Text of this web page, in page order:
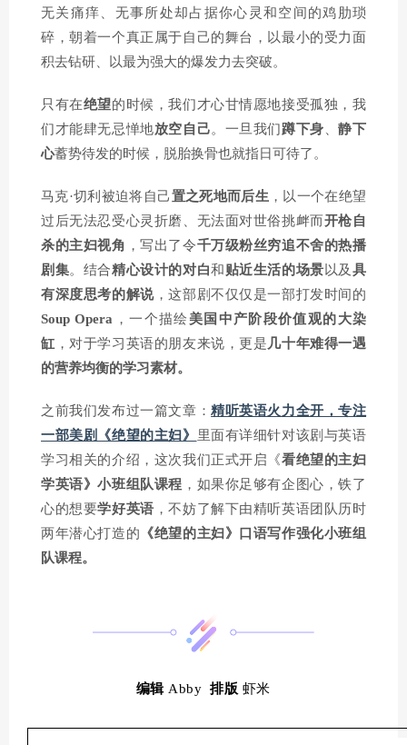
无关痛痒、无事所处却占据你心灵和空间的鸡肋琐
碎，朝着一个真正属于自己的舞台，以最小的受力面
积去钻研、以最为强大的爆发力去突破。
只有在绝望的时候，我们才心甘情愿地接受孤独，我
们才能肆无忌惮地放空自己。一旦我们蹲下身 、静下
心蓄势待发的时候，脱胎换骨也就指日可待了。
马克·切利 被迫将自己置之死地而后生 ，以一个在绝望
过后无法忍受心灵折磨、无法面对世俗挑衅而开枪自
杀的主妇视角 ，写出了令千万级粉丝穷追不舍的热播
剧集。结合精心设计的对白和贴近生活的场景 以及具
有深度思考的解说，这部剧不仅仅是一部打发时间的
Soup Opera ，一个描绘美国 中产阶段价值观的大染
缸 ，对于学习英语的朋友来说，更是 几十年难得一遇
的营养均衡的学习素材。
之前我们发布过一篇文章：精听英语火力全开，专注
一部美剧《绝望的主妇》 里面有详细针对该剧与英语
学习相关的介绍，这次我们正式开启《看绝望的主妇
学英语》小班组队课程 ，如果你足够有企图心，铁了
心的想要学好英语 ，不妨了解下由精听英语团队历时
两年潜心打造的 《绝望的主妇》口语写作强化小班组
队课程。
编辑Abby排版 虾米